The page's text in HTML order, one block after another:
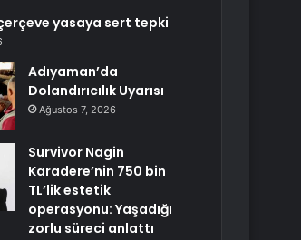
yasaya sert tepki
Adıyaman’da
Dolandırıcılık Uyarısı
Ağustos 7, 2026
Survivor Nagin
Karadere’nin 750 bin
TL’lik estetik
operasyonu: Yaşadığı
zorlu süreci anlattı